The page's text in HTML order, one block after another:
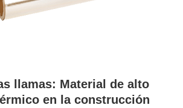
llamas: Material de alto
en la construcción